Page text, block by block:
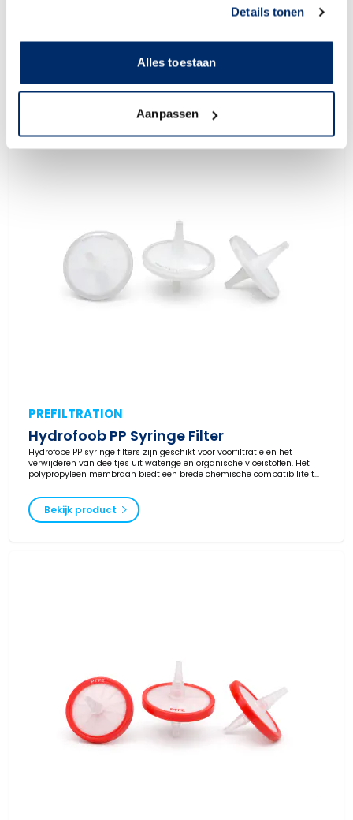
Details tonen
Alles toestaan
Aanpassen
Hydrofiele nylon syringe filters zijn geschikt voor betrouwbare filtratie
van waterige oplossingen en geselecteerde organische oplosmiddelen
biedt een brede chemische compatibiliteit en goede mechanische
PREFILTRATION
Hydrofoob PP Syringe Filter
Hydrofobe PP syringe filters zijn geschikt voor voorfiltratie en het
verwijderen van deeltjes uit waterige en organische vloeistoffen. Het
polypropyleen membraan biedt een brede chemische compatibiliteit
niet-steriele hydrophobe PP syringe filters in verschillende diameters
voor betrouwbaar en routinematig laboratoriumgebruik.
Bekijk product